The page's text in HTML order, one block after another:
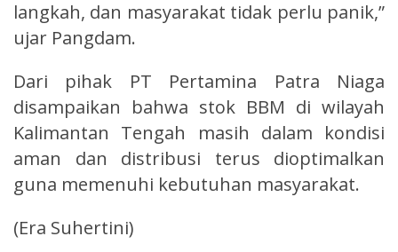
langkah, dan masyarakat tidak perlu panik,”
ujar Pangdam.
Dari pihak PT Pertamina Patra Niaga
disampaikan bahwa stok BBM di wilayah
Kalimantan Tengah masih dalam kondisi
aman dan distribusi terus dioptimalkan
guna memenuhi kebutuhan masyarakat.
(Era Suhertini)